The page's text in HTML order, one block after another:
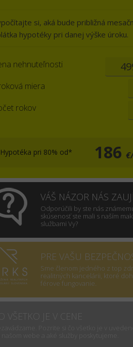
si, aká bude približná
hypotéky pri danej výške úroku.
nehnuteľnosti
miera
rokov
Hypotéka pri 80% od* 186
VÁŠ NÁZOR NÁS
Odporúčili by ste nás
skúsenosť ste mali s naším
službami Vy?
PRE VAŠU
Sme členom jedného z top
realitných kancelárii, ktoré
férove fungovanie.
VŠETKO JE V CENE